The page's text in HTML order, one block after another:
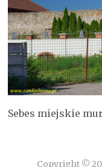
Sebes miejskie
Copyright ©